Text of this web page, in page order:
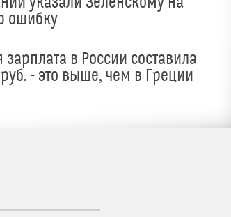
ошибку
зарплата в России составила
руб. - это выше, чем в Греции